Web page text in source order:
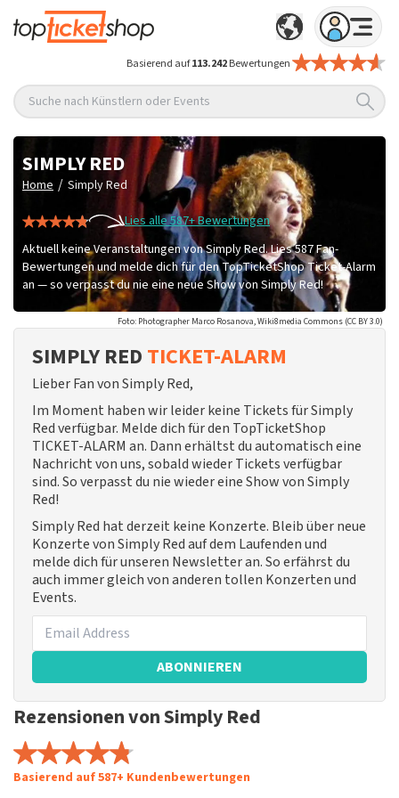
Basierend auf113.242Bewertungen
Suche nach Künstlern oder Events
SIMPLY RED
Home / Simply Red
Lies alle 587+ Bewertungen
Aktuell keine Veranstaltungen von Simply Red. Lies 587 Fan-
Bewertungen und melde dich für den TopTicketShop Ticket-Alarm
an — so verpasst du nie eine neue Show von Simply Red!
Foto: Photographer Marco Rosanova, Wiki8media Commons (CC BY 3.0)
SIMPLY RED TICKET-ALARM
Lieber Fan von Simply Red,
Im Moment haben wir leider keine Tickets für Simply
Red verfügbar. Melde dich für den TopTicketShop
TICKET-ALARM an. Dann erhältst du automatisch eine
Nachricht von uns, sobald wieder Tickets verfügbar
sind. So verpasst du nie wieder eine Show von Simply
Red!
Simply Red hat derzeit keine Konzerte. Bleib über neue
Konzerte von Simply Red auf dem Laufenden und
melde dich für unseren Newsletter an. So erfährst du
auch immer gleich von anderen tollen Konzerten und
Events.
ABONNIEREN
Rezensionen von Simply Red
Basierend auf 587+ Kundenbewertungen